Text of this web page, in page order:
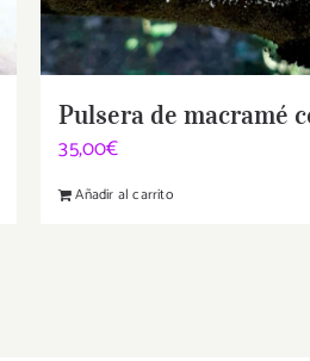
Pulsera de macramé
35,00€
Añadir al carrito